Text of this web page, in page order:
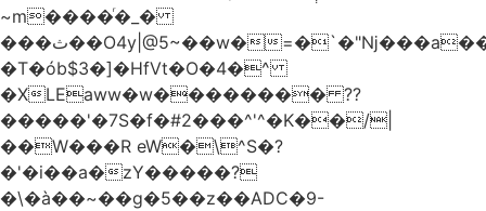
~m����ͬ�_�
���ث��O4y|@5~��w�=�`�"ǋ���a��^�a�9՗Ϊ��=B<�cT
�T�ób$3�]�HfVt�O�4�^
�XLEaww�w�������� ??
�����'�7S�f�#2���^'^�K��/|
��W���R eW�\^S�?
�'�i��a�zY�����?
�\�à��~��g�5��z��ADC�9-